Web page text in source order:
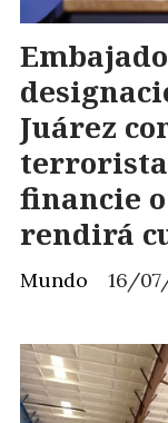
Juárez
financie
rendirá
Mundo 16/